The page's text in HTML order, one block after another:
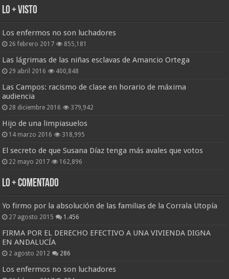
Lo + Visto
Los enfermos no son luchadores
26 febrero 2017 855,181
Las lágrimas de las niñas esclavas de Amancio Ortega
29 abril 2016 400,848
Las Campos: racismo de clase en horario de máxima
audiencia
28 diciembre 2016 379,942
Hijo de una limpiasuelos
14 marzo 2016 318,995
El secreto de que Susana Díaz tenga más avales que votos
22 mayo 2017 162,896
Lo + Comentado
Yo firmo por la absolución de las familias de la Corrala Utopía
27 agosto 2015 1.456
FIRMA POR EL DERECHO EFECTIVO A UNA VIVIENDA DIGNA
EN ANDALUCÍA
2 agosto 2012 286
Los enfermos no son luchadores